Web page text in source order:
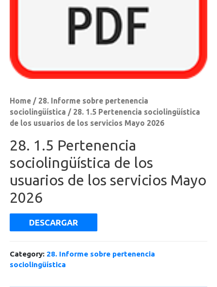
Home / 28. Informe sobre pertenencia
sociolingüística / 28. 1.5 Pertenencia sociolingüística
de los usuarios de los servicios Mayo 2026
28. 1.5 Pertenencia
sociolingüística de los
usuarios de los servicios Mayo
2026
DESCARGAR
Category: 28. Informe sobre pertenencia
sociolingüística